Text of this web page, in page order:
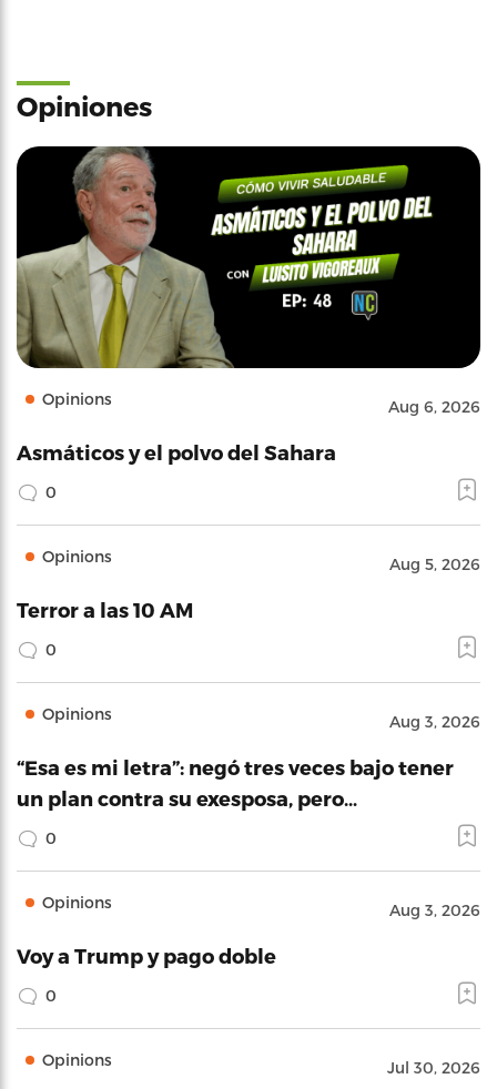
Opiniones
Opinions Aug 6, 2026
Asmáticos y el polvo del Sahara
0
Opinions Aug 5, 2026
Terror a las 10 AM
0
Opinions Aug 3, 2026
“Esa es mi letra”: negó tres veces bajo tener
un plan contra su exesposa, pero…
0
Opinions Aug 3, 2026
Voy a Trump y pago doble
0
Opinions Jul 30, 2026